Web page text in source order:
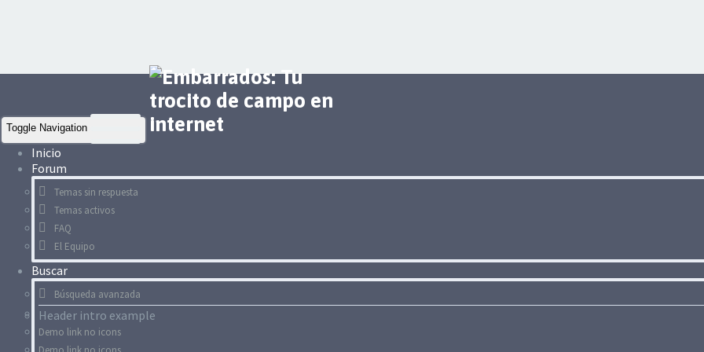
Toggle Navigation
Inicio
Forum
Temas sin respuesta
Temas activos
FAQ
El Equipo
Buscar
Búsqueda avanzada
Header intro example
Demo link no icons